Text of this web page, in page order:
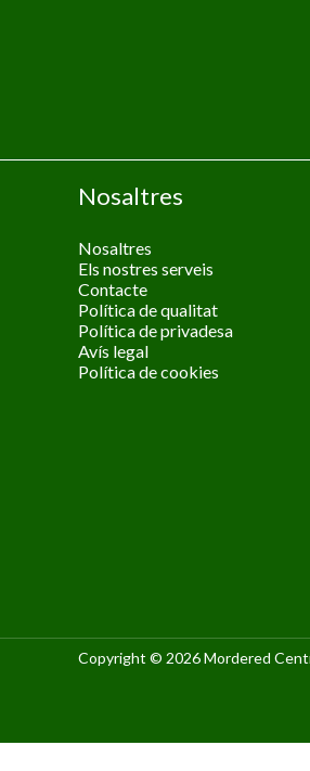
Nosaltres
Nosaltres
Els nostres serveis
Contacte
Política de qualitat
Política de privadesa
Avís legal
Política de cookies
Copyright © 2026 Mordered